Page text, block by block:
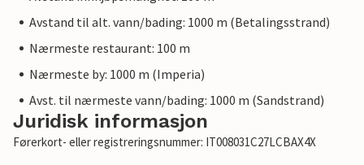
Avstand til alt. vann/bading: 1000 m (Betalingsstrand)
Nærmeste restaurant: 100 m
Nærmeste by: 1000 m (Imperia)
Avst. til nærmeste vann/bading: 1000 m (Sandstrand)
Juridisk informasjon
Førerkort- eller registreringsnummer: IT008031C27LCBAX4X